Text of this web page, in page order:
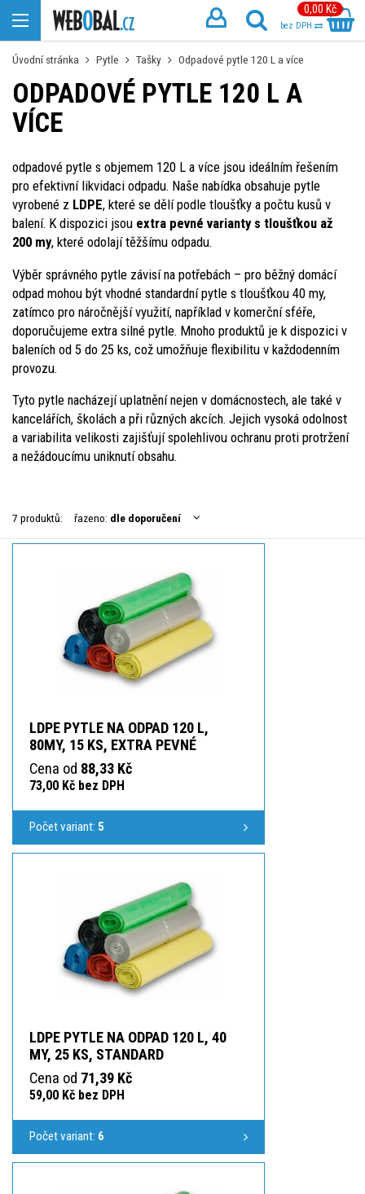
0,00 Kč
bez DPH
Úvodní stránka Pytle Tašky Odpadové pytle 120 L a více
ODPADOVÉ PYTLE 120 L A
VÍCE
odpadové pytle s objemem 120 L a více jsou ideálním řešením
pro efektivní likvidaci odpadu. Naše nabídka obsahuje pytle
vyrobené z LDPE, které se dělí podle tloušťky a počtu kusů v
balení. K dispozici jsou extra pevné varianty s tloušťkou až
200 my, které odolají těžšímu odpadu.
Výběr správného pytle závisí na potřebách – pro běžný domácí
odpad mohou být vhodné standardní pytle s tloušťkou 40 my,
zatímco pro náročnější využití, například v komerční sféře,
doporučujeme extra silné pytle. Mnoho produktů je k dispozici v
baleních od 5 do 25 ks, což umožňuje flexibilitu v každodenním
provozu.
Tyto pytle nacházejí uplatnění nejen v domácnostech, ale také v
kancelářích, školách a při různých akcích. Jejich vysoká odolnost
a variabilita velikosti zajišťují spolehlivou ochranu proti protržení
a nežádoucímu uniknutí obsahu.
7 produktů: řazeno: dle doporučení
LDPE PYTLE NA ODPAD 120 L,
80MY, 15 KS, EXTRA PEVNÉ
Cena od 88,33 Kč
73,00 Kč bez DPH
Počet variant: 5
LDPE PYTLE NA ODPAD 120 L, 40
MY, 25 KS, STANDARD
Cena od 71,39 Kč
59,00 Kč bez DPH
Počet variant: 6